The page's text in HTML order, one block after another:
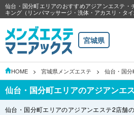
仙台・国分町エリアのおすすめアジアンエステ・
キング（リンパマッサージ・洗体・アカスリ・タイ
宮城県
HOME 宮城県メンズエステ 仙台・国
仙台・国分町エリアのアジアンエ
仙台・国分町エリアのアジアンエステ2店舗